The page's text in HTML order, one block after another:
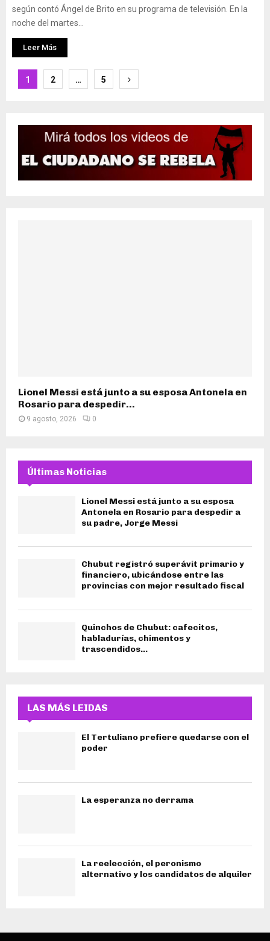
según contó Ángel de Brito en su programa de televisión. En la
noche del martes...
Leer Más
Paginación
entradas
1 2 … 5
Lionel Messi está junto a su esposa Antonela en
Rosario para despedir...
9 agosto, 2026 0
Últimas Noticias
Lionel Messi está junto a su esposa
Antonela en Rosario para despedir a
su padre, Jorge Messi
Chubut registró superávit primario y
financiero, ubicándose entre las
provincias con mejor resultado fiscal
Quinchos de Chubut: cafecitos,
habladurías, chimentos y
trascendidos…
LAS MÁS LEIDAS
El Tertuliano prefiere quedarse con el
poder
La esperanza no derrama
La reelección, el peronismo
alternativo y los candidatos de alquiler